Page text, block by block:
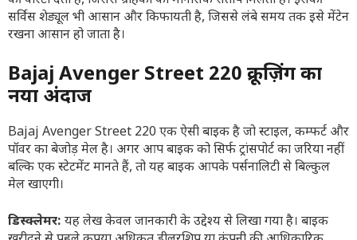
सर्विस शेड्यूल भी आसान और किफायती है, जिससे लंबे समय तक इसे मेंटेन
रखना आसान हो जाता है।
Bajaj Avenger Street 220 क्रूज़िंग का
नया अंदाज
Bajaj Avenger Street 220 एक ऐसी बाइक है जो स्टाइल, कम्फर्ट और
पॉवर का बेजोड़ मेल है। अगर आप बाइक को सिर्फ ट्रांसपोर्ट का जरिया नहीं
बल्कि एक स्टेटमेंट मानते हैं, तो यह बाइक आपके पर्सनालिटी से बिल्कुल
मेल खाएगी।
डिस्क्लेमर: यह लेख केवल जानकारी के उद्देश्य से लिखा गया है। बाइक